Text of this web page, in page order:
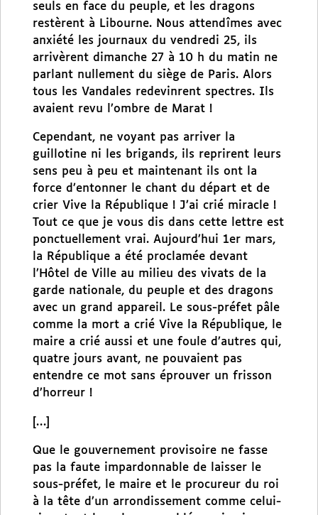
seuls en face du peuple, et les dragons
restèrent à Libourne. Nous attendîmes avec
anxiété les journaux du vendredi 25, ils
arrivèrent dimanche 27 à 10 h du matin ne
parlant nullement du siège de Paris. Alors
tous les Vandales redevinrent spectres. Ils
avaient revu l’ombre de Marat !
Cependant, ne voyant pas arriver la
guillotine ni les brigands, ils reprirent leurs
sens peu à peu et maintenant ils ont la
force d’entonner le chant du départ et de
crier Vive la République ! J’ai crié miracle !
Tout ce que je vous dis dans cette lettre est
ponctuellement vrai. Aujourd’hui 1er mars,
la République a été proclamée devant
l’Hôtel de Ville au milieu des vivats de la
garde nationale, du peuple et des dragons
avec un grand appareil. Le sous-préfet pâle
comme la mort a crié Vive la République, le
maire a crié aussi et une foule d’autres qui,
quatre jours avant, ne pouvaient pas
entendre ce mot sans éprouver un frisson
d’horreur !
[…]
Que le gouvernement provisoire ne fasse
pas la faute impardonnable de laisser le
sous-préfet, le maire et le procureur du roi
à la tête d’un arrondissement comme celui-